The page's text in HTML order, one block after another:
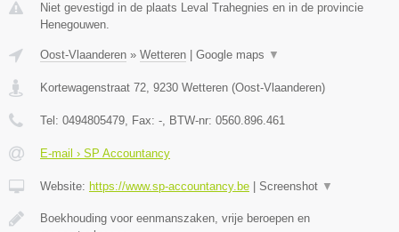
Niet gevestigd in de plaats Leval Trahegnies en in de provincie
Henegouwen.
Oost-Vlaanderen » Wetteren Google maps ▼
Kortewagenstraat 72, 9230 Wetteren (Oost-Vlaanderen)
Tel: 0494805479, Fax: -, BTW-nr: 0560.896.461
E-mail › SP Accountancy
Website: https://www.sp-accountancy.be Screenshot ▼
Boekhouding voor eenmanszaken, vrije beroepen en